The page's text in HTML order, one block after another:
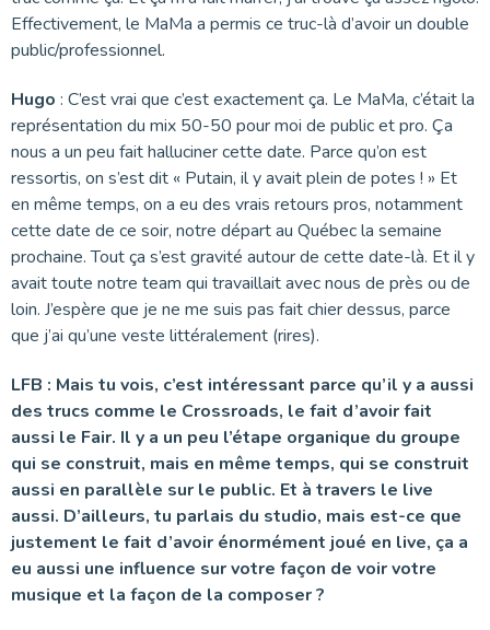
Effectivement, le MaMa a permis ce truc-là d’avoir un double
public/professionnel.
Hugo : C’est vrai que c’est exactement ça. Le MaMa, c’était la
représentation du mix 50-50 pour moi de public et pro. Ça
nous a un peu fait halluciner cette date. Parce qu’on est
ressortis, on s’est dit « Putain, il y avait plein de potes ! » Et
en même temps, on a eu des vrais retours pros, notamment
cette date de ce soir, notre départ au Québec la semaine
prochaine. Tout ça s’est gravité autour de cette date-là. Et il y
avait toute notre team qui travaillait avec nous de près ou de
loin. J’espère que je ne me suis pas fait chier dessus, parce
que j’ai qu’une veste littéralement (rires).
LFB : Mais tu vois, c’est intéressant parce qu’il y a aussi
des trucs comme le Crossroads, le fait d’avoir fait
aussi le Fair. Il y a un peu l’étape organique du groupe
qui se construit, mais en même temps, qui se construit
aussi en parallèle sur le public. Et à travers le live
aussi. D’ailleurs, tu parlais du studio, mais est-ce que
justement le fait d’avoir énormément joué en live, ça a
eu aussi une influence sur votre façon de voir votre
musique et la façon de la composer ?